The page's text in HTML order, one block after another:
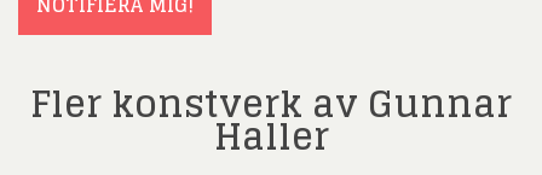
Fler konstverk av Gunnar
Haller